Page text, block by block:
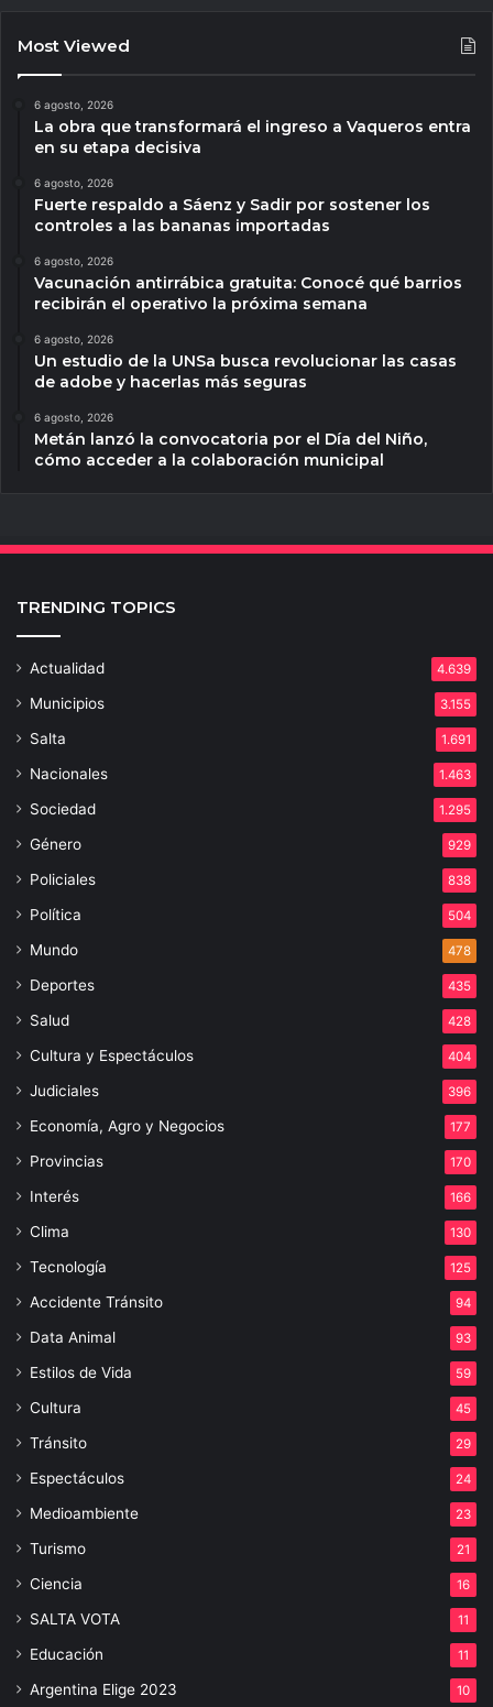
Most Viewed
6 agosto, 2026
La obra que transformará el ingreso a Vaqueros entra
en su etapa decisiva
6 agosto, 2026
Fuerte respaldo a Sáenz y Sadir por sostener los
controles a las bananas importadas
6 agosto, 2026
Vacunación antirrábica gratuita: Conocé qué barrios
recibirán el operativo la próxima semana
6 agosto, 2026
Un estudio de la UNSa busca revolucionar las casas
de adobe y hacerlas más seguras
6 agosto, 2026
Metán lanzó la convocatoria por el Día del Niño,
cómo acceder a la colaboración municipal
TRENDING TOPICS
Actualidad 4.639
Municipios 3.155
Salta 1.691
Nacionales 1.463
Sociedad 1.295
Género 929
Policiales 838
Política 504
Mundo 478
Deportes 435
Salud 428
Cultura y Espectáculos 404
Judiciales 396
Economía, Agro y Negocios 177
Provincias 170
Interés 166
Clima 130
Tecnología 125
Accidente Tránsito 94
Data Animal 93
Estilos de Vida 59
Cultura 45
Tránsito 29
Espectáculos 24
Medioambiente 23
Turismo 21
Ciencia 16
SALTA VOTA 11
Educación 11
Argentina Elige 2023 10